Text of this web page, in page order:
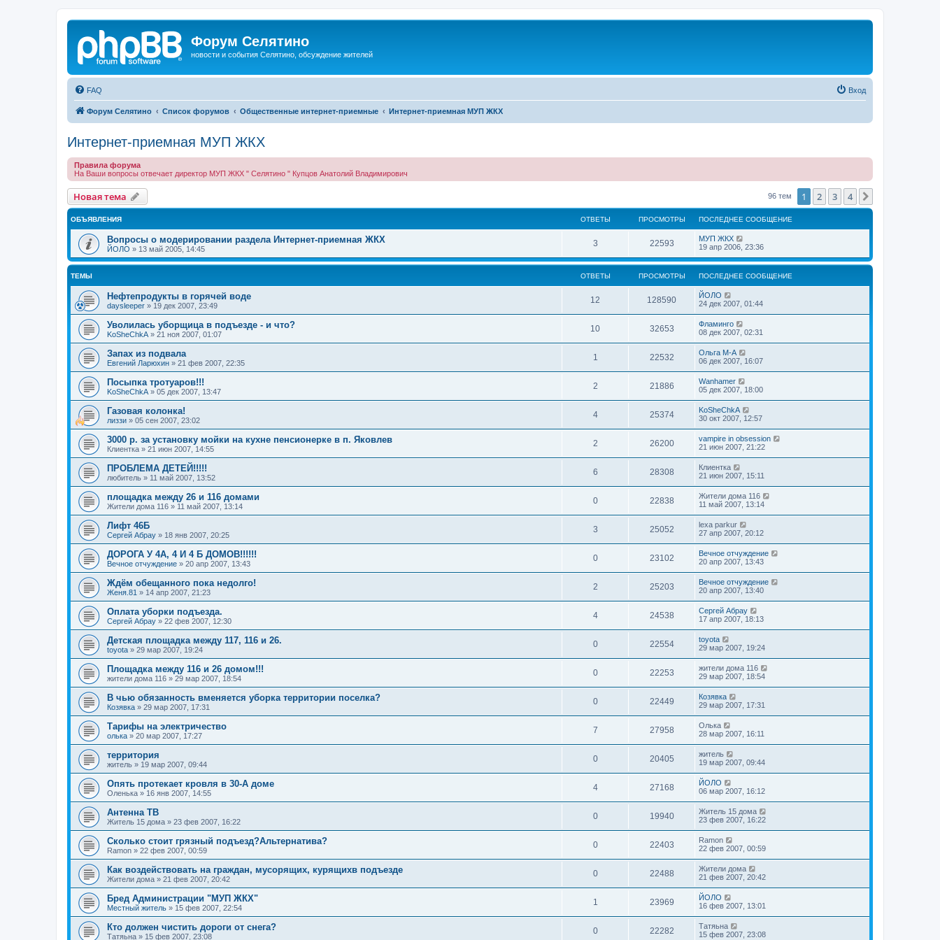
Форум Селятино
новости и события Селятино, обсуждение жителей
FAQ Вход
Форум Селятино Список форумов Общественные интернет-приемные Интернет-приемная МУП ЖКХ
Интернет-приемная МУП ЖКХ
Правила форума
На Ваши вопросы отвечает директор МУП ЖКХ " Селятино " Купцов Анатолий Владимирович
Новая тема 96 тем 1 2 3 4
ОБЪЯВЛЕНИЯ ОТВЕТЫ ПРОСМОТРЫ ПОСЛЕДНЕЕ СООБЩЕНИЕ
Вопросы о модерировании раздела Интернет-приемная ЖКХ
ЙОЛО » 13 май 2005, 14:45
3 22593
МУП ЖКХ
19 апр 2006, 23:36
ТЕМЫ ОТВЕТЫ ПРОСМОТРЫ ПОСЛЕДНЕЕ СООБЩЕНИЕ
Нефтепродукты в горячей воде
daysleeper » 19 дек 2007, 23:49
12 128590
ЙОЛО
24 дек 2007, 01:44
Уволилась уборщица в подъезде - и что?
KoSheChkA » 21 ноя 2007, 01:07
10 32653
Фламинго
08 дек 2007, 02:31
Запах из подвала
Евгений Ларюхин » 21 фев 2007, 22:35
1 22532
Ольга М-А
06 дек 2007, 16:07
Посыпка тротуаров!!!
KoSheChkA » 05 дек 2007, 13:47
2 21886
Wanhamer
05 дек 2007, 18:00
Газовая колонка!
лиззи » 05 сен 2007, 23:02
4 25374
KoSheChkA
30 окт 2007, 12:57
3000 р. за установку мойки на кухне пенсионерке в п. Яковлев
Клиентка » 21 июн 2007, 14:55
2 26200
vampire in obsession
21 июн 2007, 21:22
ПРОБЛЕМА ДЕТЕЙ!!!!!
любитель » 11 май 2007, 13:52
6 28308
Клиентка
21 июн 2007, 15:11
площадка между 26 и 116 домами
Жители дома 116 » 11 май 2007, 13:14
0 22838
Жители дома 116
11 май 2007, 13:14
Лифт 46Б
Сергей Абрау » 18 янв 2007, 20:25
3 25052
lexa parkur
27 апр 2007, 20:12
ДОРОГА У 4А, 4 И 4 Б ДОМОВ!!!!!!
Вечное отчуждение » 20 апр 2007, 13:43
0 23102
Вечное отчуждение
20 апр 2007, 13:43
Ждём обещанного пока недолго!
Женя.81 » 14 апр 2007, 21:23
2 25203
Вечное отчуждение
20 апр 2007, 13:40
Оплата уборки подъезда.
Сергей Абрау » 22 фев 2007, 12:30
4 24538
Сергей Абрау
17 апр 2007, 18:13
Детская площадка между 117, 116 и 26.
toyota » 29 мар 2007, 19:24
0 22554
toyota
29 мар 2007, 19:24
Площадка между 116 и 26 домом!!!
жители дома 116 » 29 мар 2007, 18:54
0 22253
жители дома 116
29 мар 2007, 18:54
В чью обязанность вменяется уборка территории поселка?
Козявка » 29 мар 2007, 17:31
0 22449
Козявка
29 мар 2007, 17:31
Тарифы на электричество
олька » 20 мар 2007, 17:27
7 27958
Oлькa
28 мар 2007, 16:11
территория
житель » 19 мар 2007, 09:44
0 20405
житель
19 мар 2007, 09:44
Опять протекает кровля в 30-А доме
Oлeнькa » 16 янв 2007, 14:55
4 27168
ЙОЛО
06 мар 2007, 16:12
Антенна ТВ
Житель 15 дома » 23 фев 2007, 16:22
0 19940
Житель 15 дома
23 фев 2007, 16:22
Сколько стоит грязный подъезд?Альтернатива?
Ramon » 22 фев 2007, 00:59
0 22403
Ramon
22 фев 2007, 00:59
Как воздействовать на граждан, мусорящих, курящихв подъезде
Жители дома » 21 фев 2007, 20:42
0 22488
Жители дома
21 фев 2007, 20:42
Бред Администрации "МУП ЖКХ"
Местный житель » 15 фев 2007, 22:54
1 23969
ЙОЛО
16 фев 2007, 13:01
Кто должен чистить дороги от снега?
Татяьна » 15 фев 2007, 23:08
0 22282
Татяьна
15 фев 2007, 23:08